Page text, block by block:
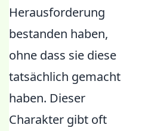
Herausforderung
bestanden haben,
ohne dass sie diese
tatsächlich gemacht
haben. Dieser
Charakter gibt oft